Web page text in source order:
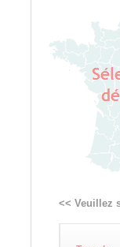
<< Veuillez